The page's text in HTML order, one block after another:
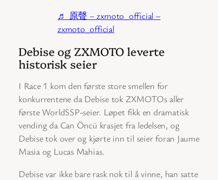
♬ 原聲 – zxmoto_official –
zxmoto_official
Debise og ZXMOTO leverte
historisk seier
I Race 1 kom den første store smellen for
konkurrentene da Debise tok ZXMOTOs aller
første WorldSSP-seier. Løpet fikk en dramatisk
vending da Can Öncü krasjet fra ledelsen, og
Debise tok over og kjørte inn til seier foran Jaume
Masia og Lucas Mahias.
Debise var ikke bare rask nok til å vinne, han satte